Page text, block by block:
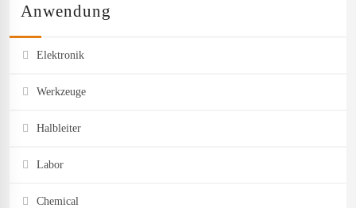
Anwendung
Elektronik
Werkzeuge
Halbleiter
Labor
Chemical